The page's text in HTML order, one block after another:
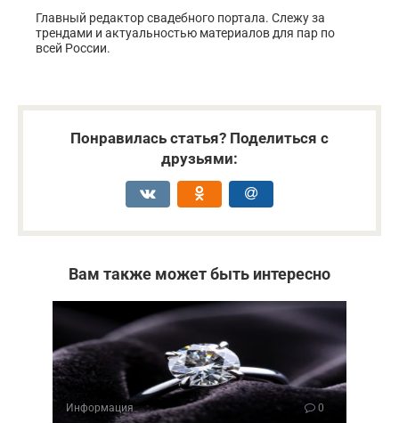
Главный редактор свадебного портала. Слежу за
трендами и актуальностью материалов для пар по
всей России.
Понравилась статья? Поделиться с
друзьями:
Вам также может быть интересно
Информация 0